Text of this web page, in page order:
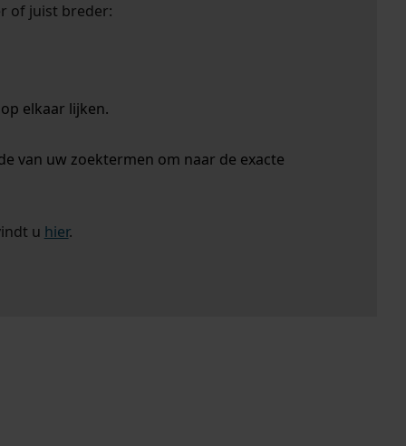
of juist breder:
elkaar lijken.
van uw zoektermen om naar de exacte
u hier.